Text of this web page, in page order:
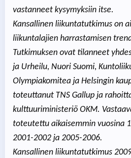
vastanneet kysymyksiin itse.
Kansallinen liikuntatutkimus on
liikuntalajien harrastamisen
Tutkimuksen ovat tilanneet
ja Urheilu, Nuori Suomi,
Olympiakomitea ja Helsingin
toteuttanut TNS Gallup ja
kulttuuriministeriö OKM.
toteutettu aikaisemmin vuosina
2001-2002 ja 2005-2006.
Kansallinen liikuntatutkimus